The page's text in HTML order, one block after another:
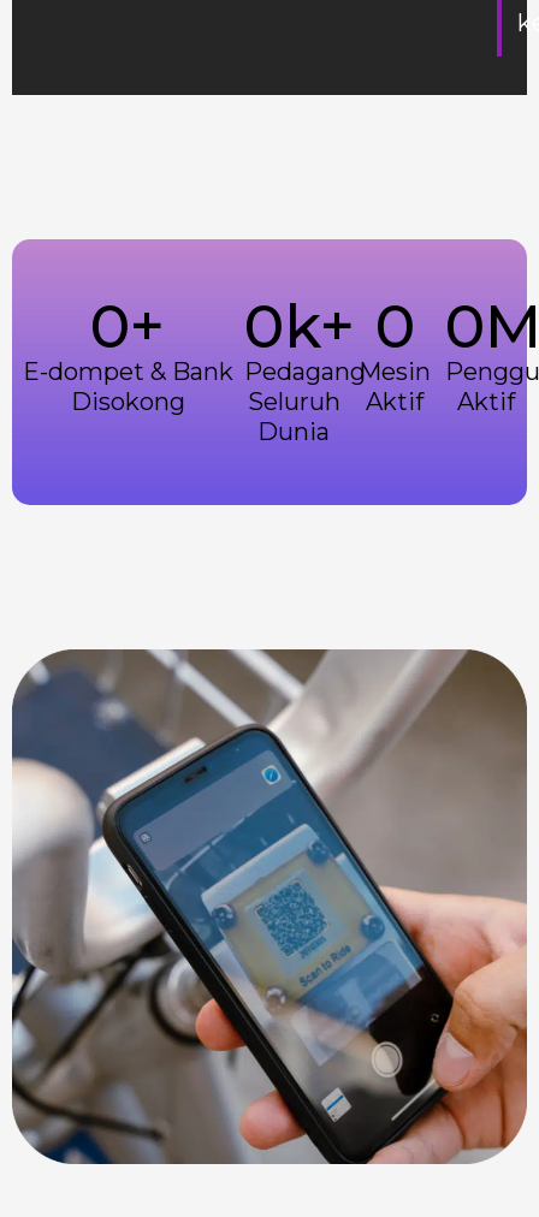
0+
E-dompet & Bank
Disokong
0k+
Pedagang
Seluruh
Dunia
0
Mesin
Aktif
0
Aktif